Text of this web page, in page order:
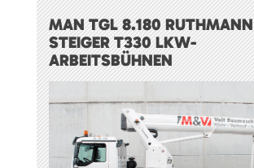
MAN TGL 8.180 RUTHMANN
STEIGER T330 LKW-
ARBEITSBÜHNEN